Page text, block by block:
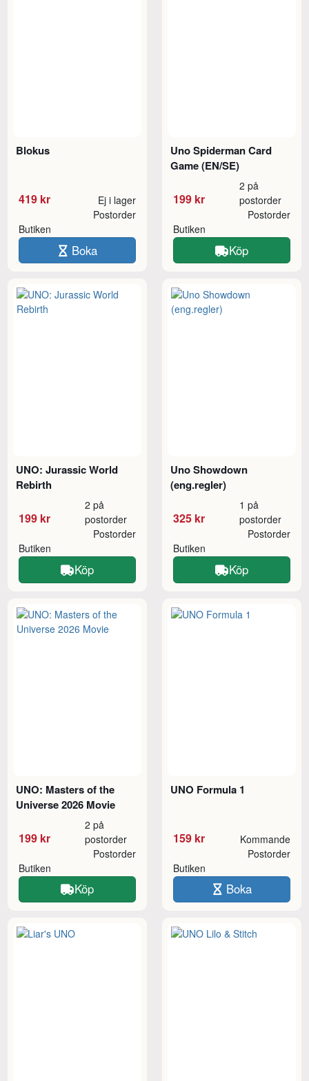
Blokus
419 kr Ej i lager
Butiken
Postorder
Boka
Uno Spiderman Card
Game (EN/SE)
199 kr
2 på
postorder
Butiken
Postorder
Köp
UNO: Jurassic World
Rebirth
199 kr
2 på
postorder
Butiken
Postorder
Köp
Uno Showdown
(eng.regler)
325 kr
1 på
postorder
Butiken
Postorder
Köp
UNO: Masters of the
Universe 2026 Movie
199 kr
2 på
postorder
Butiken
Postorder
Köp
UNO Formula 1
159 kr Kommande
Butiken
Postorder
Boka